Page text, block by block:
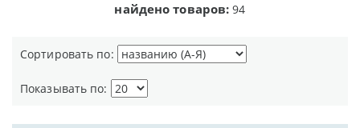
найдено товаров: 94
Сортировать по:
Показывать по: